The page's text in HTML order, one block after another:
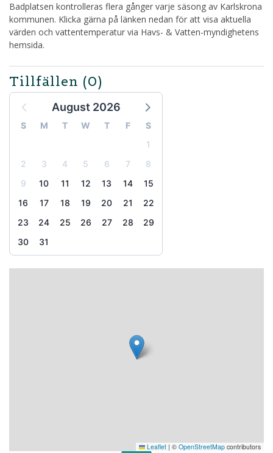
Badplatsen kontrolleras flera gånger varje säsong av Karlskrona
kommunen. Klicka gärna på länken nedan för att visa aktuella
värden och vattentemperatur via Havs- & Vatten-myndighetens
hemsida.
Tillfällen (0)
August 2026
S M T W T F
S
1
2
3 4 5 6 7
8
9
10 11 12 13 14
15
16
17 18 19 20 21
22
23
24 25 26 27 28
29
30
31
Leaflet | © OpenStreetMap contributors